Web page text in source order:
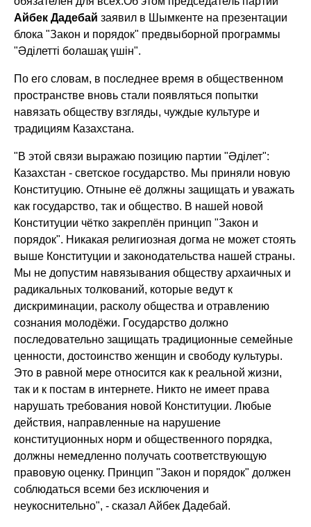
Айбек Дадебай заявил в Шымкенте на презентации
блока "Закон и порядок" предвыборной программы
"Әділетті болашақ үшін".
По его словам, в последнее время в общественном
пространстве вновь стали появляться попытки
навязать обществу взгляды, чуждые культуре и
традициям Казахстана.
"В этой связи выражаю позицию партии "Әділет":
Казахстан - светское государство. Мы приняли новую
Конституцию. Отныне её должны защищать и уважать
как государство, так и общество. В нашей новой
Конституции чётко закреплён принцип "Закон и
порядок". Никакая религиозная догма не может стоять
выше Конституции и законодательства нашей страны.
Мы не допустим навязывания обществу архаичных и
радикальных толкований, которые ведут к
дискриминации, расколу общества и отравлению
сознания молодёжи. Государство должно
последовательно защищать традиционные семейные
ценности, достоинство женщин и свободу культуры.
Это в равной мере относится как к реальной жизни,
так и к постам в интернете. Никто не имеет права
нарушать требования новой Конституции. Любые
действия, направленные на нарушение
конституционных норм и общественного порядка,
должны немедленно получать соответствующую
правовую оценку. Принцип "Закон и порядок" должен
соблюдаться всеми без исключения и
неукоснительно", - сказал Айбек Дадебай.